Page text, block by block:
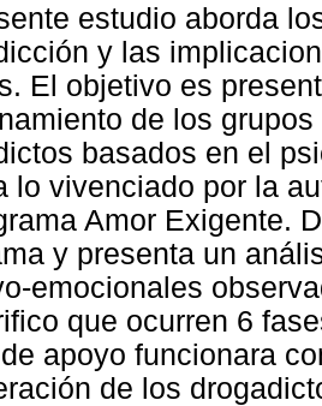
estudio aborda
y las
El objetivo es
de los
basados en el
lo vivenciado por la
Amor Exigente.
y presenta un
emocionales
que ocurren 6
apoyo funcionara
de los